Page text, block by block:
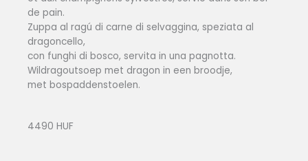
de pain.
Zuppa al ragú di carne di selvaggina, speziata al
dragoncello,
con funghi di bosco, servita in una pagnotta.
Wildragoutsoep met dragon in een broodje,
met bospaddenstoelen.
4490 HUF